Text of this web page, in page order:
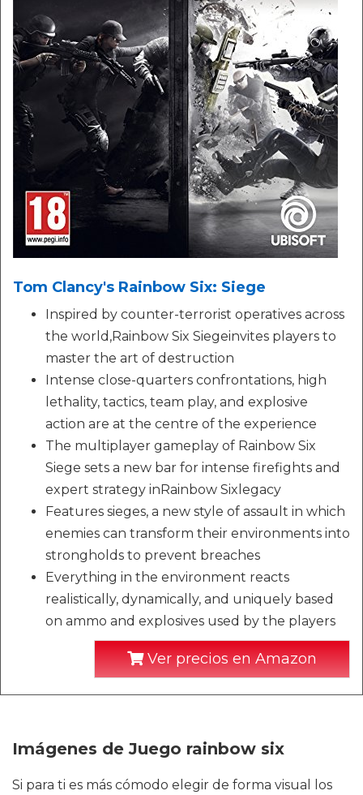
Tom Clancy's Rainbow Six: Siege
Inspired by counter-terrorist operatives across
the world,Rainbow Six Siegeinvites players to
master the art of destruction
Intense close-quarters confrontations, high
lethality, tactics, team play, and explosive
action are at the centre of the experience
The multiplayer gameplay of Rainbow Six
Siege sets a new bar for intense firefights and
expert strategy inRainbow Sixlegacy
Features sieges, a new style of assault in which
enemies can transform their environments into
strongholds to prevent breaches
Everything in the environment reacts
realistically, dynamically, and uniquely based
on ammo and explosives used by the players
Ver precios en Amazon
Imágenes de Juego rainbow six
Si para ti es más cómodo elegir de forma visual los